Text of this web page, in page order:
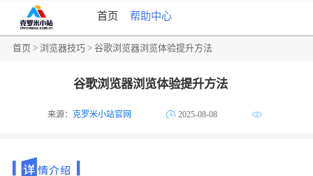
首页 帮助中心
首页 >浏览器技巧 > 谷歌浏览器浏览体验提升方法
谷歌浏览器浏览体验提升方法
来源：克罗米小站官网 2025-08-08